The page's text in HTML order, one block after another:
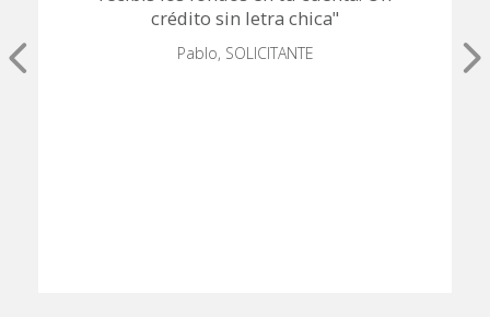
crédito sin letra chica"
Pablo, SOLICITANTE